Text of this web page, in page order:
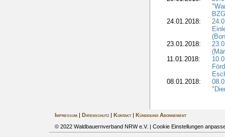
24.01.2018:
23.01.2018:
11.01.2018:
08.01.2018:
Impressum| Datenschutz| Kontakt|
Kündigung Abonnement
© 2022 Waldbauernverband NRW e.V. | Cookie Einstellungen